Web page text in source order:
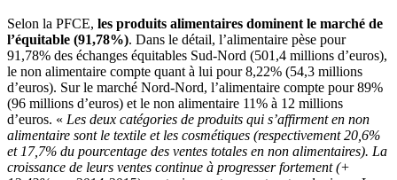
Selon la PFCE, les produits alimentaires dominent le marché de
l’équitable (91,78%). Dans le détail, l’alimentaire pèse pour
91,78% des échanges équitables Sud-Nord (501,4 millions d’euros),
le non alimentaire compte quant à lui pour 8,22% (54,3 millions
d’euros). Sur le marché Nord-Nord, l’alimentaire compte pour 89%
(96 millions d’euros) et le non alimentaire 11% à 12 millions
d’euros. « Les deux catégories de produits qui s’affirment en non
alimentaire sont le textile et les cosmétiques (respectivement 20,6%
et 17,7% du pourcentage des ventes totales en non alimentaires). La
croissance de leurs ventes continue à progresser fortement (+